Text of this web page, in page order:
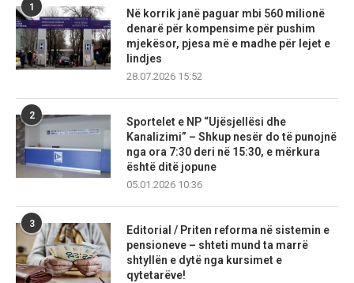
1
Në korrik janë paguar mbi 560 milionë
denarë për kompensime për pushim
mjekësor, pjesa më e madhe për lejet e
lindjes
28.07.2026 15:52
2
Sportelet e NP “Ujësjellësi dhe
Kanalizimi” – Shkup nesër do të punojnë
nga ora 7:30 deri në 15:30, e mërkura
është ditë jopune
05.01.2026 10:36
3
Editorial / Priten reforma në sistemin e
pensioneve – shteti mund ta marrë
shtyllën e dytë nga kursimet e
qytetarëve!